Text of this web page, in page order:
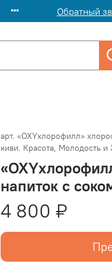
Обратный
арт. «OXYхлорофилл»
киви. Красота, Молодость
напиток с
4 800 ₽